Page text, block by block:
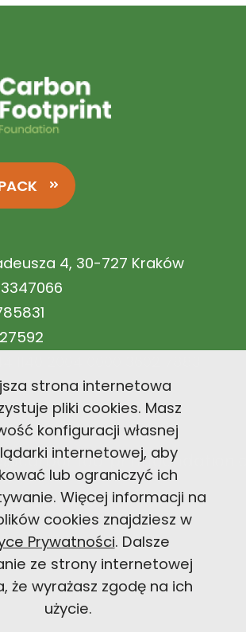
strona internetowa
pliki cookies. Masz
konfiguracji własnej
internetowej, aby
lub ograniczyć ich
Więcej informacji na
cookies znajdziesz w
Prywatności. Dalsze
ze strony internetowej
że wyrażasz zgodę na ich
użycie.
4, 30-727 Kraków
300 494